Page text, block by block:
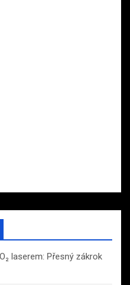
laserem: Přesný zákrok